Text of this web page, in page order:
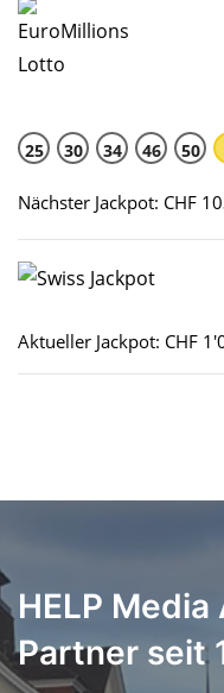
25 30 34 46 50
Nächster Jackpot: CHF
Aktueller Jackpot: CHF
HELP
Partner seit